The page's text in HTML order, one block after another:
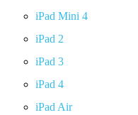
iPad Mini 4
iPad 2
iPad 3
iPad 4
iPad Air